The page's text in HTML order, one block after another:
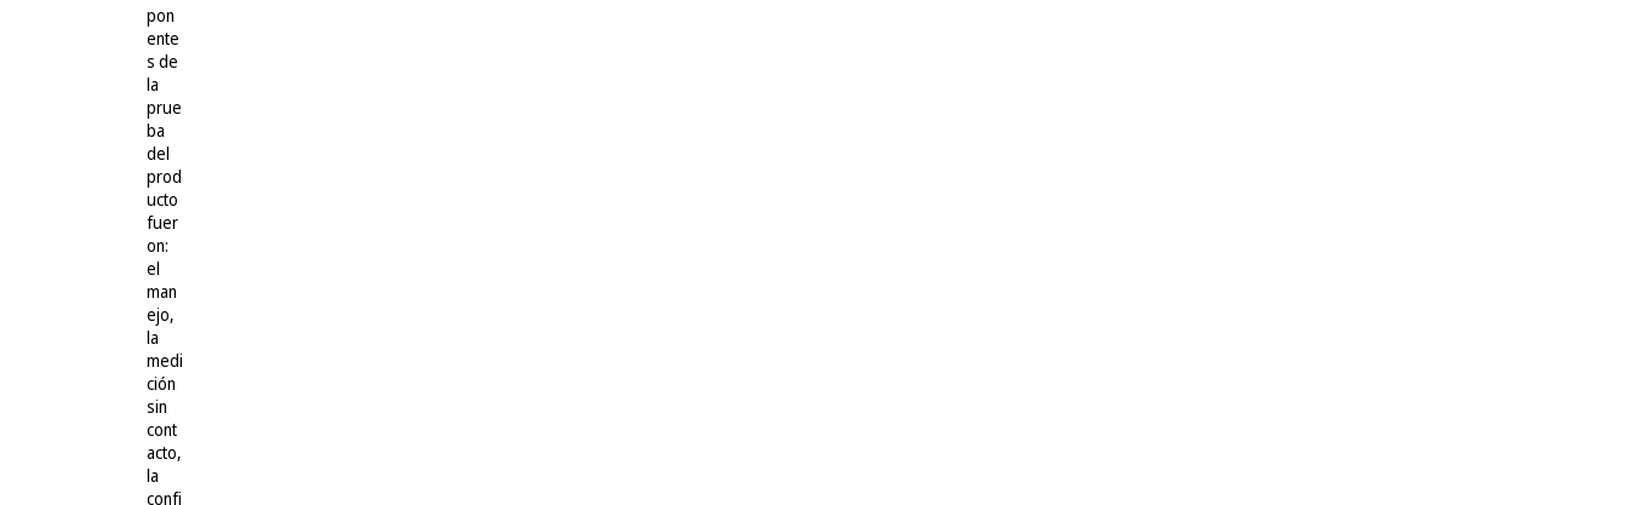
pon
ente
s de
la
prue
ba
del
prod
ucto
fuer
on:
el
man
ejo,
la
medi
ción
sin
cont
acto,
la
confi